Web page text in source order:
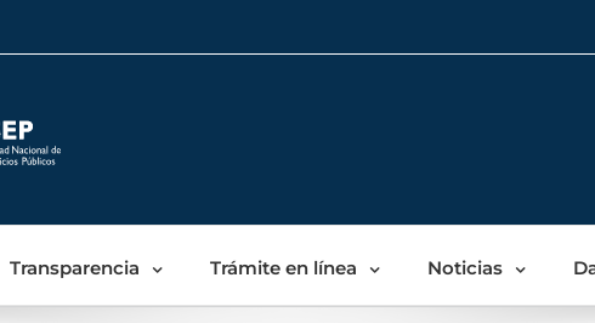
content
Transparencia Trámite en línea Noticias